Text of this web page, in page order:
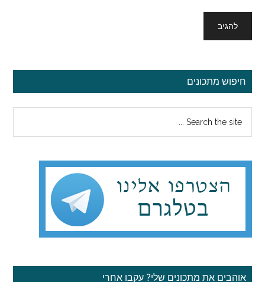
סרגל
ראשי
חיפוש מתכונים
Search
אוהבים את מתכונים שלי? עקבו אחרי